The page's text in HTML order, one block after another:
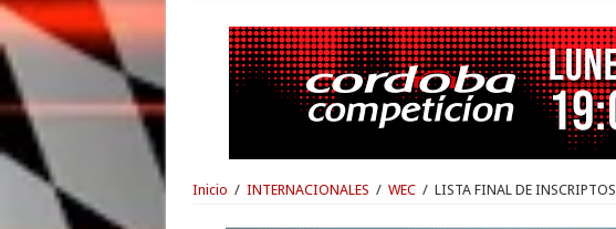
Inicio / INTERNACIONALES / WEC / LISTA FINAL DE